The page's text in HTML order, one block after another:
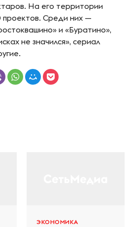
На его территории
Среди них —
и «Буратино»,
не значился», сериал
ЭКОНОМИКА